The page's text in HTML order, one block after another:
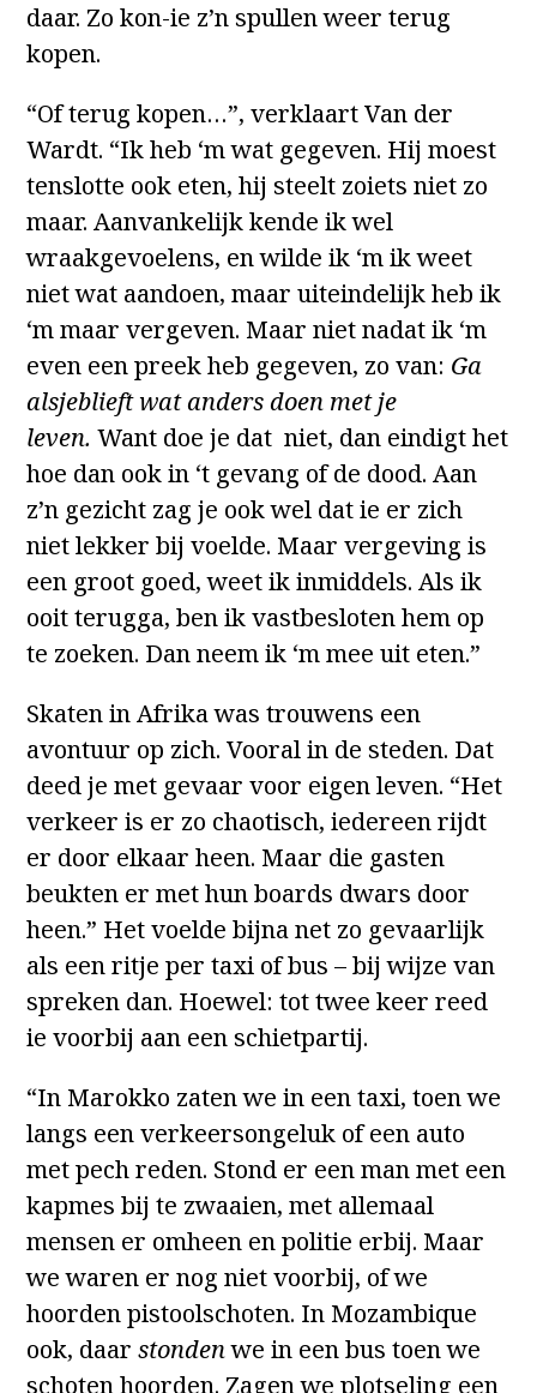
daar. Zo kon-ie z’n spullen weer terug
kopen.
“Of terug kopen…”, verklaart Van der
Wardt. “Ik heb ‘m wat gegeven. Hij moest
tenslotte ook eten, hij steelt zoiets niet zo
maar. Aanvankelijk kende ik wel
wraakgevoelens, en wilde ik ‘m ik weet
niet wat aandoen, maar uiteindelijk heb ik
‘m maar vergeven. Maar niet nadat ik ‘m
even een preek heb gegeven, zo van: Ga
alsjeblieft wat anders doen met je
leven.Want doe je dat niet, dan eindigt het
hoe dan ook in ‘t gevang of de dood. Aan
z’n gezicht zag je ook wel dat ie er zich
niet lekker bij voelde. Maar vergeving is
een groot goed, weet ik inmiddels. Als ik
ooit terugga, ben ik vastbesloten hem op
te zoeken. Dan neem ik ‘m mee uit eten.”
Skaten in Afrika was trouwens een
avontuur op zich. Vooral in de steden. Dat
deed je met gevaar voor eigen leven. “Het
verkeer is er zo chaotisch, iedereen rijdt
er door elkaar heen. Maar die gasten
beukten er met hun boards dwars door
heen.” Het voelde bijna net zo gevaarlijk
als een ritje per taxi of bus – bij wijze van
spreken dan. Hoewel: tot twee keer reed
ie voorbij aan een schietpartij.
“In Marokko zaten we in een taxi, toen we
langs een verkeersongeluk of een auto
met pech reden. Stond er een man met een
kapmes bij te zwaaien, met allemaal
mensen er omheen en politie erbij. Maar
we waren er nog niet voorbij, of we
hoorden pistoolschoten. In Mozambique
ook, daarstondenwe in een bus toen we
schoten hoorden. Zagen we plotseling een